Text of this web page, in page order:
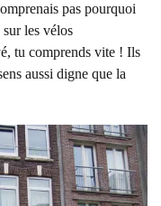
pas pourquoi
les vélos
tu comprends vite ! Ils
aussi digne que la